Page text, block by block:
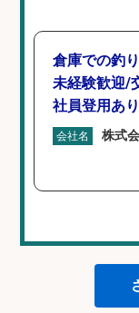
倉庫での釣
未経験歓迎/
社員登用あり
会社名 株式